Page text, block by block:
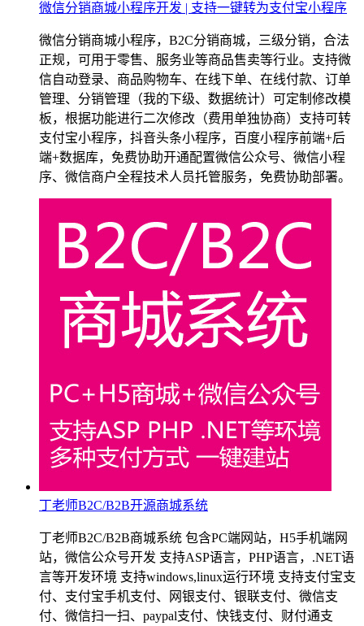
微信分销商城小程序开发 | 支持一键转为支付宝小程序
微信分销商城小程序，B2C分销商城，三级分销，合法
正规，可用于零售、服务业等商品售卖等行业。支持微
信自动登录、商品购物车、在线下单、在线付款、订单
管理、分销管理（我的下级、数据统计）可定制修改模
板，根据功能进行二次修改（费用单独协商）支持可转
支付宝小程序，抖音头条小程序，百度小程序前端+后
端+数据库，免费协助开通配置微信公众号、微信小程
序、微信商户全程技术人员托管服务，免费协助部署。
丁老师B2C/B2B开源商城系统
丁老师B2C/B2B商城系统 包含PC端网站，H5手机端网
站，微信公众号开发 支持ASP语言，PHP语言，.NET语
言等开发环境 支持windows,linux运行环境 支持支付宝支
付、支付宝手机支付、网银支付、银联支付、微信支
付、微信扫一扫、paypal支付、快钱支付、财付通支